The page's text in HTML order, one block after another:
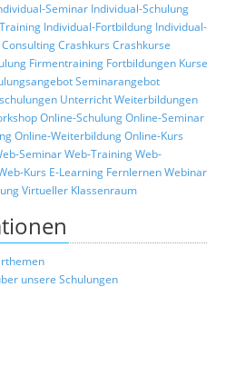
Seminar Individual-Schulung
Individual-Fortbildung Individual-
ConsultingCrashkurs Crashkurse
Firmentraining Fortbildungen Kurse
Seminarangebot
UnterrichtWeiterbildungen
Online-SchulungOnline-Seminar
Online-WeiterbildungOnline-Kurs
SeminarWeb-TrainingWeb-
Kurs E-Learning FernlernenWebinar
Virtueller Klassenraum
unsere Schulungen